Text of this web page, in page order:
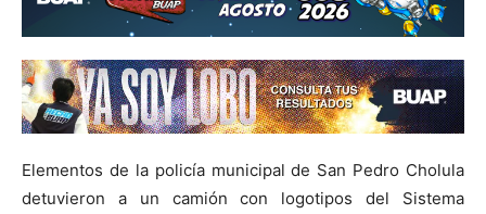
Elementos de la policía municipal de San Pedro Cholula
detuvieron a un camión con logotipos del Sistema